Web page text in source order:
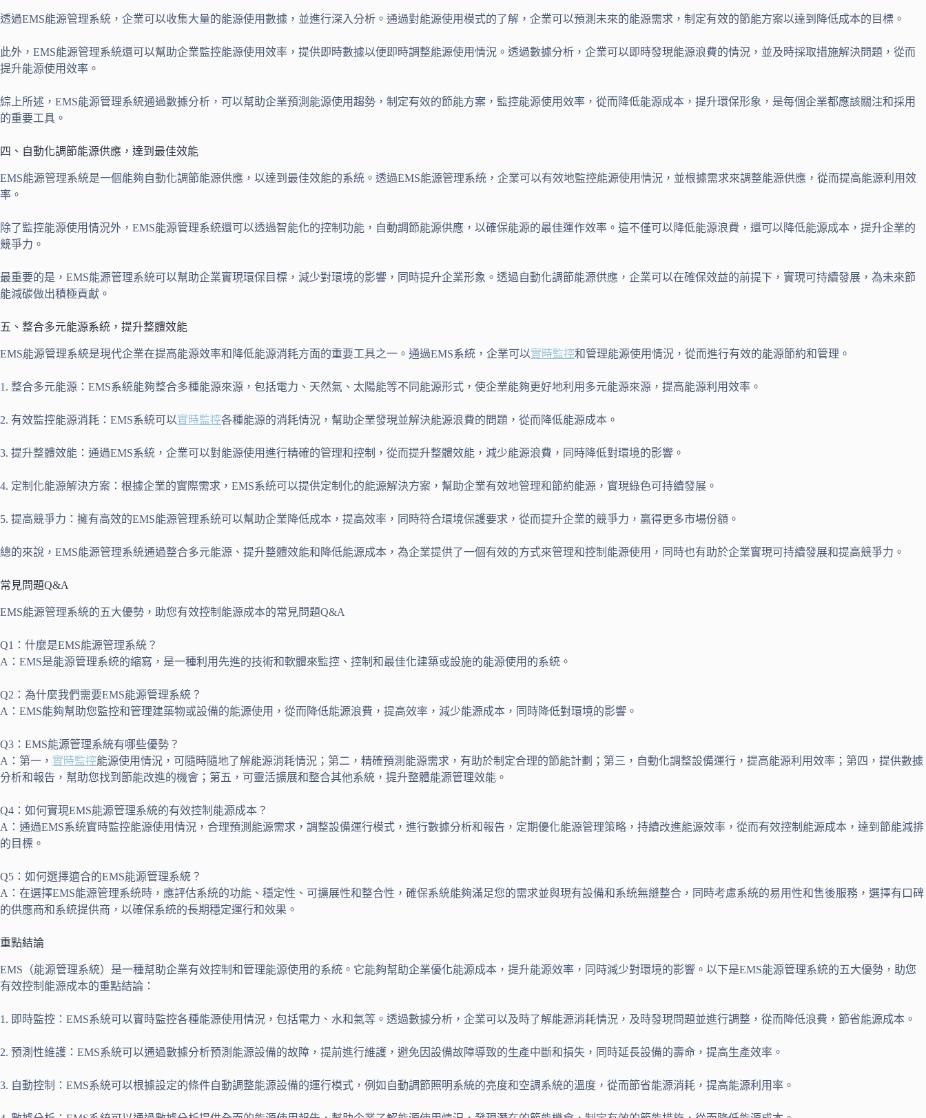
透過EMS能源管理系統，企業可以收集大量的能源使用數據，並進行深入分析。通過對能源使用模式的了解，企業可以預測未來的能源需求，制定有效的節能方案以達到降低成本的目標。
此外，EMS能源管理系統還可以幫助企業監控能源使用效率，提供即時數據以便即時調整能源使用情況。透過數據分析，企業可以即時發現能源浪費的情況，並及時採取措施解決問題，從而
提升能源使用效率。
綜上所述，EMS能源管理系統通過數據分析，可以幫助企業預測能源使用趨勢，制定有效的節能方案，監控能源使用效率，從而降低能源成本，提升環保形象，是每個企業都應該關注和採用
的重要工具。
四、自動化調節能源供應，達到最佳效能
EMS能源管理系統是一個能夠自動化調節能源供應，以達到最佳效能的系統。透過EMS能源管理系統，企業可以有效地監控能源使用情況，並根據需求來調整能源供應，從而提高能源利用效
率。
除了監控能源使用情況外，EMS能源管理系統還可以透過智能化的控制功能，自動調節能源供應，以確保能源的最佳運作效率。這不僅可以降低能源浪費，還可以降低能源成本，提升企業的
競爭力。
最重要的是，EMS能源管理系統可以幫助企業實現環保目標，減少對環境的影響，同時提升企業形象。透過自動化調節能源供應，企業可以在確保效益的前提下，實現可持續發展，為未來節
能減碳做出積極貢獻。
五、整合多元能源系統，提升整體效能
EMS能源管理系統是現代企業在提高能源效率和降低能源消耗方面的重要工具之一。通過EMS系統，企業可以實時監控和管理能源使用情況，從而進行有效的能源節約和管理。
1. 整合多元能源：EMS系統能夠整合多種能源來源，包括電力、天然氣、太陽能等不同能源形式，使企業能夠更好地利用多元能源來源，提高能源利用效率。
2. 有效監控能源消耗：EMS系統可以實時監控各種能源的消耗情況，幫助企業發現並解決能源浪費的問題，從而降低能源成本。
3. 提升整體效能：通過EMS系統，企業可以對能源使用進行精確的管理和控制，從而提升整體效能，減少能源浪費，同時降低對環境的影響。
4. 定制化能源解決方案：根據企業的實際需求，EMS系統可以提供定制化的能源解決方案，幫助企業有效地管理和節約能源，實現綠色可持續發展。
5. 提高競爭力：擁有高效的EMS能源管理系統可以幫助企業降低成本，提高效率，同時符合環境保護要求，從而提升企業的競爭力，贏得更多市場份額。
總的來說，EMS能源管理系統通過整合多元能源、提升整體效能和降低能源成本，為企業提供了一個有效的方式來管理和控制能源使用，同時也有助於企業實現可持續發展和提高競爭力。
常見問題Q&A
EMS能源管理系統的五大優勢，助您有效控制能源成本的常見問題Q&A
Q1：什麼是EMS能源管理系統？
A：EMS是能源管理系統的縮寫，是一種利用先進的技術和軟體來監控、控制和最佳化建築或設施的能源使用的系統。
Q2：為什麼我們需要EMS能源管理系統？
A：EMS能夠幫助您監控和管理建築物或設備的能源使用，從而降低能源浪費，提高效率，減少能源成本，同時降低對環境的影響。
Q3：EMS能源管理系統有哪些優勢？
A：第一， 實時監控能源使用情況，可隨時隨地了解能源消耗情況；第二，精確預測能源需求，有助於制定合理的節能計劃；第三，自動化調整設備運行，提高能源利用效率；第四，提供數據
分析和報告，幫助您找到節能改進的機會；第五，可靈活擴展和整合其他系統，提升整體能源管理效能。
Q4：如何實現EMS能源管理系統的有效控制能源成本？
A：通過EMS系統實時監控能源使用情況，合理預測能源需求，調整設備運行模式，進行數據分析和報告，定期優化能源管理策略，持續改進能源效率，從而有效控制能源成本，達到節能減排
的目標。
Q5：如何選擇適合的EMS能源管理系統？
A：在選擇EMS能源管理系統時，應評估系統的功能、穩定性、可擴展性和整合性，確保系統能夠滿足您的需求並與現有設備和系統無縫整合，同時考慮系統的易用性和售後服務，選擇有口碑
的供應商和系統提供商，以確保系統的長期穩定運行和效果。
重點結論
EMS（能源管理系統）是一種幫助企業有效控制和管理能源使用的系統。它能夠幫助企業優化能源成本，提升能源效率，同時減少對環境的影響。以下是EMS能源管理系統的五大優勢，助您
有效控制能源成本的重點結論：
1. 即時監控：EMS系統可以實時監控各種能源使用情況，包括電力、水和氣等。透過數據分析，企業可以及時了解能源消耗情況，及時發現問題並進行調整，從而降低浪費，節省能源成本。
2. 預測性維護：EMS系統可以通過數據分析預測能源設備的故障，提前進行維護，避免因設備故障導致的生產中斷和損失，同時延長設備的壽命，提高生產效率。
3. 自動控制：EMS系統可以根據設定的條件自動調整能源設備的運行模式，例如自動調節照明系統的亮度和空調系統的溫度，從而節省能源消耗，提高能源利用率。